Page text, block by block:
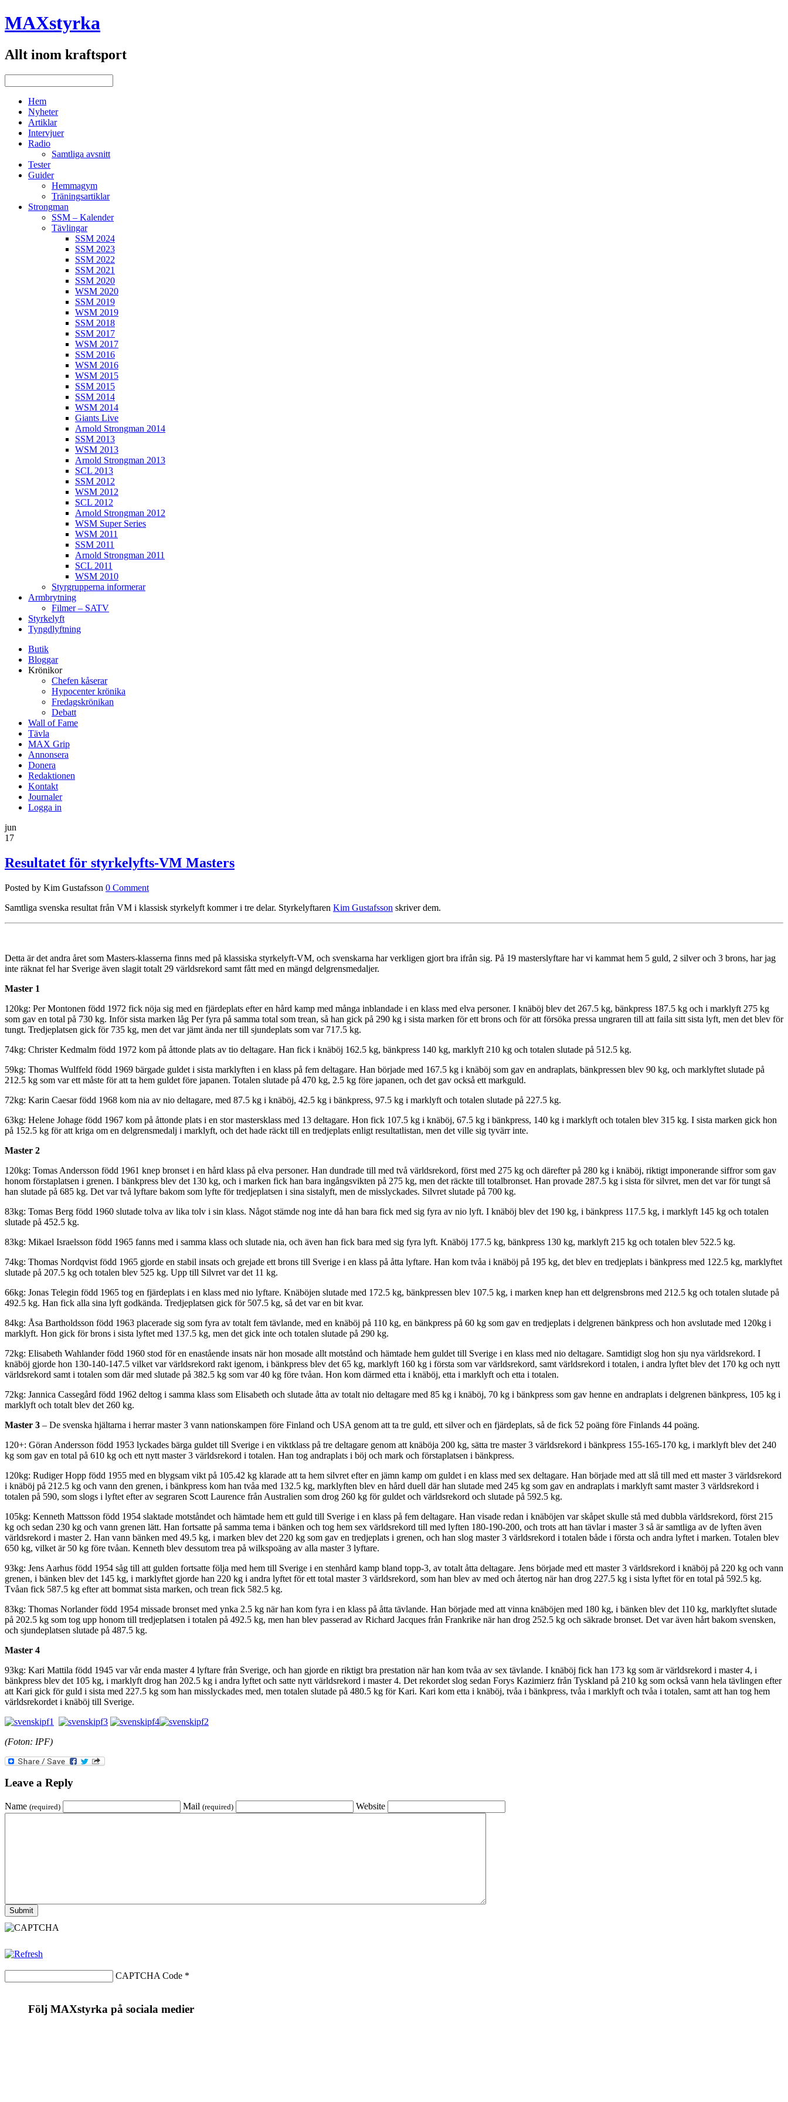
MAXstyrka
Allt inom kraftsport
Hem
Nyheter
Artiklar
Intervjuer
Radio
Samtliga avsnitt
Tester
Guider
Hemmagym
Träningsartiklar
Strongman
SSM – Kalender
Tävlingar
SSM 2024
SSM 2023
SSM 2022
SSM 2021
SSM 2020
WSM 2020
SSM 2019
WSM 2019
SSM 2018
SSM 2017
WSM 2017
SSM 2016
WSM 2016
WSM 2015
SSM 2015
SSM 2014
WSM 2014
Giants Live
Arnold Strongman 2014
SSM 2013
WSM 2013
Arnold Strongman 2013
SCL 2013
SSM 2012
WSM 2012
SCL 2012
Arnold Strongman 2012
WSM Super Series
WSM 2011
SSM 2011
Arnold Strongman 2011
SCL 2011
WSM 2010
Styrgrupperna informerar
Armbrytning
Filmer – SATV
Styrkelyft
Tyngdlyftning
Butik
Bloggar
Krönikor
Chefen kåserar
Hypocenter krönika
Fredagskrönikan
Debatt
Wall of Fame
Tävla
MAX Grip
Annonsera
Donera
Redaktionen
Kontakt
Journaler
Logga in
jun
17
Resultatet för styrkelyfts-VM Masters
Posted by Kim Gustafsson 0 Comment
Samtliga svenska resultat från VM i klassisk styrkelyft kommer i tre delar. Styrkelyftaren Kim Gustafsson skriver dem.
Detta är det andra året som Masters-klasserna finns med på klassiska styrkelyft-VM, och svenskarna har verkligen gjort bra ifrån sig. På 19 masterslyftare har vi kammat hem 5 guld, 2 silver och 3 brons, har jag
inte räknat fel har Sverige även slagit totalt 29 världsrekord samt fått med en mängd delgrensmedaljer.
Master 1
120kg: Per Montonen född 1972 fick nöja sig med en fjärdeplats efter en hård kamp med många inblandade i en klass med elva personer. I knäböj blev det 267.5 kg, bänkpress 187.5 kg och i marklyft 275 kg
som gav en total på 730 kg. Inför sista marken låg Per fyra på samma total som trean, så han gick på 290 kg i sista marken för ett brons och för att försöka pressa ungraren till att faila sitt sista lyft, men det blev för
tungt. Tredjeplatsen gick för 735 kg, men det var jämt ända ner till sjundeplats som var 717.5 kg.
74kg: Christer Kedmalm född 1972 kom på åttonde plats av tio deltagare. Han fick i knäböj 162.5 kg, bänkpress 140 kg, marklyft 210 kg och totalen slutade på 512.5 kg.
59kg: Thomas Wulffeld född 1969 bärgade guldet i sista marklyften i en klass på fem deltagare. Han började med 167.5 kg i knäböj som gav en andraplats, bänkpressen blev 90 kg, och marklyftet slutade på
212.5 kg som var ett måste för att ta hem guldet före japanen. Totalen slutade på 470 kg, 2.5 kg före japanen, och det gav också ett markguld.
72kg: Karin Caesar född 1968 kom nia av nio deltagare, med 87.5 kg i knäböj, 42.5 kg i bänkpress, 97.5 kg i marklyft och totalen slutade på 227.5 kg.
63kg: Helene Johage född 1967 kom på åttonde plats i en stor mastersklass med 13 deltagare. Hon fick 107.5 kg i knäböj, 67.5 kg i bänkpress, 140 kg i marklyft och totalen blev 315 kg. I sista marken gick hon
på 152.5 kg för att kriga om en delgrensmedalj i marklyft, och det hade räckt till en tredjeplats enligt resultatlistan, men det ville sig tyvärr inte.
Master 2
120kg: Tomas Andersson född 1961 knep bronset i en hård klass på elva personer. Han dundrade till med två världsrekord, först med 275 kg och därefter på 280 kg i knäböj, riktigt imponerande siffror som gav
honom förstaplatsen i grenen. I bänkpress blev det 130 kg, och i marken fick han bara ingångsvikten på 275 kg, men det räckte till totalbronset. Han provade 287.5 kg i sista för silvret, men det var för tungt så
han slutade på 685 kg. Det var två lyftare bakom som lyfte för tredjeplatsen i sina sistalyft, men de misslyckades. Silvret slutade på 700 kg.
83kg: Tomas Berg född 1960 slutade tolva av lika tolv i sin klass. Något stämde nog inte då han bara fick med sig fyra av nio lyft. I knäböj blev det 190 kg, i bänkpress 117.5 kg, i marklyft 145 kg och totalen
slutade på 452.5 kg.
83kg: Mikael Israelsson född 1965 fanns med i samma klass och slutade nia, och även han fick bara med sig fyra lyft. Knäböj 177.5 kg, bänkpress 130 kg, marklyft 215 kg och totalen blev 522.5 kg.
74kg: Thomas Nordqvist född 1965 gjorde en stabil insats och grejade ett brons till Sverige i en klass på åtta lyftare. Han kom tvåa i knäböj på 195 kg, det blev en tredjeplats i bänkpress med 122.5 kg, marklyftet
slutade på 207.5 kg och totalen blev 525 kg. Upp till Silvret var det 11 kg.
66kg: Jonas Telegin född 1965 tog en fjärdeplats i en klass med nio lyftare. Knäböjen slutade med 172.5 kg, bänkpressen blev 107.5 kg, i marken knep han ett delgrensbrons med 212.5 kg och totalen slutade på
492.5 kg. Han fick alla sina lyft godkända. Tredjeplatsen gick för 507.5 kg, så det var en bit kvar.
84kg: Åsa Bartholdsson född 1963 placerade sig som fyra av totalt fem tävlande, med en knäböj på 110 kg, en bänkpress på 60 kg som gav en tredjeplats i delgrenen bänkpress och hon avslutade med 120kg i
marklyft. Hon gick för brons i sista lyftet med 137.5 kg, men det gick inte och totalen slutade på 290 kg.
72kg: Elisabeth Wahlander född 1960 stod för en enastående insats när hon mosade allt motstånd och hämtade hem guldet till Sverige i en klass med nio deltagare. Samtidigt slog hon sju nya världsrekord. I
knäböj gjorde hon 130-140-147.5 vilket var världsrekord rakt igenom, i bänkpress blev det 65 kg, marklyft 160 kg i första som var världsrekord, samt världsrekord i totalen, i andra lyftet blev det 170 kg och nytt
världsrekord samt i totalen som där med slutade på 382.5 kg som var 40 kg före tvåan. Hon kom därmed etta i knäböj, etta i marklyft och etta i totalen.
72kg: Jannica Cassegård född 1962 deltog i samma klass som Elisabeth och slutade åtta av totalt nio deltagare med 85 kg i knäböj, 70 kg i bänkpress som gav henne en andraplats i delgrenen bänkpress, 105 kg i
marklyft och totalt blev det 260 kg.
Master 3 – De svenska hjältarna i herrar master 3 vann nationskampen före Finland och USA genom att ta tre guld, ett silver och en fjärdeplats, så de fick 52 poäng före Finlands 44 poäng.
120+: Göran Andersson född 1953 lyckades bärga guldet till Sverige i en viktklass på tre deltagare genom att knäböja 200 kg, sätta tre master 3 världsrekord i bänkpress 155-165-170 kg, i marklyft blev det 240
kg som gav en total på 610 kg och ett nytt master 3 världsrekord i totalen. Han tog andraplats i böj och mark och förstaplatsen i bänkpress.
120kg: Rudiger Hopp född 1955 med en blygsam vikt på 105.42 kg klarade att ta hem silvret efter en jämn kamp om guldet i en klass med sex deltagare. Han började med att slå till med ett master 3 världsrekord
i knäböj på 212.5 kg och vann den grenen, i bänkpress kom han tvåa med 132.5 kg, marklyften blev en hård duell där han slutade med 245 kg som gav en andraplats i marklyft samt master 3 världsrekord i
totalen på 590, som slogs i lyftet efter av segraren Scott Laurence från Australien som drog 260 kg för guldet och världsrekord och slutade på 592.5 kg.
105kg: Kenneth Mattsson född 1954 slaktade motståndet och hämtade hem ett guld till Sverige i en klass på fem deltagare. Han visade redan i knäböjen var skåpet skulle stå med dubbla världsrekord, först 215
kg och sedan 230 kg och vann grenen lätt. Han fortsatte på samma tema i bänken och tog hem sex världsrekord till med lyften 180-190-200, och trots att han tävlar i master 3 så är samtliga av de lyften även
världsrekord i master 2. Han vann bänken med 49.5 kg, i marken blev det 220 kg som gav en tredjeplats i grenen, och han slog master 3 världsrekord i totalen både i första och andra lyftet i marken. Totalen blev
650 kg, vilket är 50 kg före tvåan. Kenneth blev dessutom trea på wilkspoäng av alla master 3 lyftare.
93kg: Jens Aarhus född 1954 såg till att gulden fortsatte följa med hem till Sverige i en stenhård kamp bland topp-3, av totalt åtta deltagare. Jens började med ett master 3 världsrekord i knäböj på 220 kg och vann
grenen, i bänken blev det 145 kg, i marklyftet gjorde han 220 kg i andra lyftet för ett total master 3 världsrekord, som han blev av med och återtog när han drog 227.5 kg i sista lyftet för en total på 592.5 kg.
Tvåan fick 587.5 kg efter att bommat sista marken, och trean fick 582.5 kg.
83kg: Thomas Norlander född 1954 missade bronset med ynka 2.5 kg när han kom fyra i en klass på åtta tävlande. Han började med att vinna knäböjen med 180 kg, i bänken blev det 110 kg, marklyftet slutade
på 202.5 kg som tog upp honom till tredjeplatsen i totalen på 492.5 kg, men han blev passerad av Richard Jacques från Frankrike när han drog 252.5 kg och säkrade bronset. Det var även hårt bakom svensken,
och sjundeplatsen slutade på 487.5 kg.
Master 4
93kg: Kari Mattila född 1945 var vår enda master 4 lyftare från Sverige, och han gjorde en riktigt bra prestation när han kom tvåa av sex tävlande. I knäböj fick han 173 kg som är världsrekord i master 4, i
bänkpress blev det 105 kg, i marklyft drog han 202.5 kg i andra lyftet och satte nytt världsrekord i master 4. Det rekordet slog sedan Forys Kazimierz från Tyskland på 210 kg som också vann hela tävlingen efter
att Kari gick för guld i sista med 227.5 kg som han misslyckades med, men totalen slutade på 480.5 kg för Kari. Kari kom etta i knäböj, tvåa i bänkpress, tvåa i marklyft och tvåa i totalen, samt att han tog hem
världsrekordet i knäböj till Sverige.
(Foton: IPF)
Leave a Reply
Name (required) Mail (required) Website
CAPTCHA Code *
Följ MAXstyrka på sociala medier